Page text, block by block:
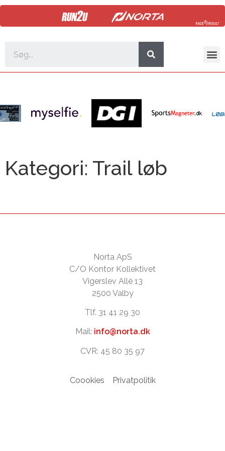
Kategori: Trail løb
Norta ApS
C/O Kontor Kollektivet
Vigerslev Allé 13
2500 Valby
Tlf. 31 41 29 30
Mail: info@norta.dk
CVR: 45 80 35 97
Coookies Privatpolitik